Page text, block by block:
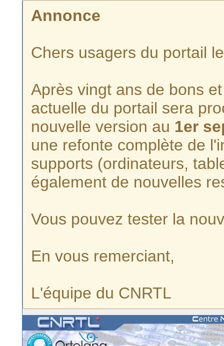
Annonce
Chers usagers du portail
Après vingt ans de bons
actuelle du portail sera
nouvelle version au 1er
une refonte complète de
supports (ordinateurs,
également de nouvelles
Vous pouvez tester la
En vous remerciant,
L'équipe du CNRTL